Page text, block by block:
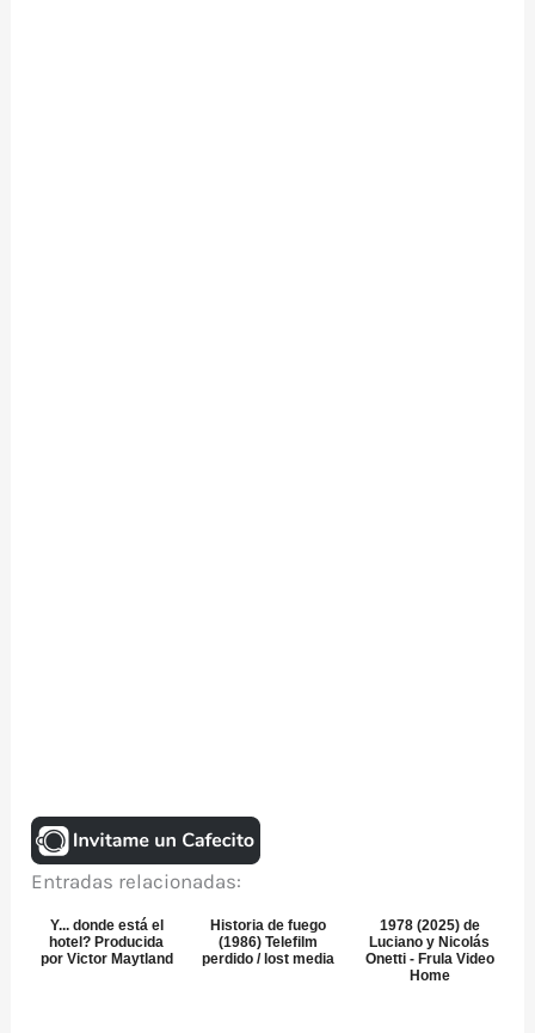
Entradas relacionadas:
Y... donde está el
hotel? Producida
por Victor Maytland
Historia de fuego
(1986) Telefilm
perdido / lost media
1978 (2025) de
Luciano y Nicolás
Onetti - Frula Video
Home